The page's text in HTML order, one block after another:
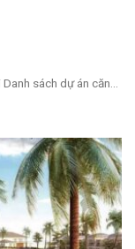
sách dự án căn...